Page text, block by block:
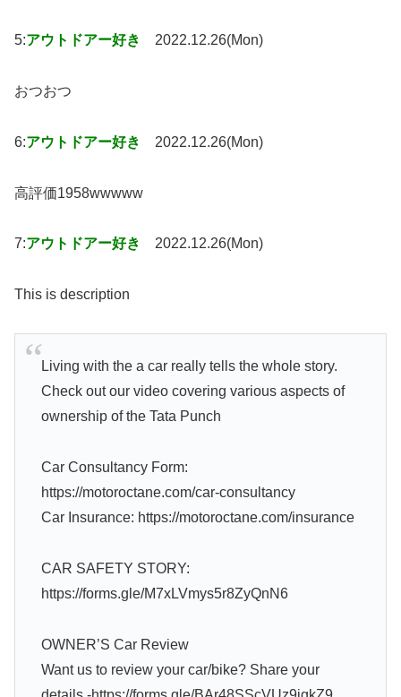
5:アウトドアー好き 2022.12.26(Mon)
おつおつ
6:アウトドアー好き 2022.12.26(Mon)
高評価1958wwwww
7:アウトドアー好き 2022.12.26(Mon)
This is description
Living with the a car really tells the whole story.
Check out our video covering various aspects of
ownership of the Tata Punch
Car Consultancy Form:
https://motoroctane.com/car-consultancy
Car Insurance: https://motoroctane.com/insurance
CAR SAFETY STORY:
https://forms.gle/M7xLVmys5r8ZyQnN6
OWNER’S Car Review
Want us to review your car/bike? Share your